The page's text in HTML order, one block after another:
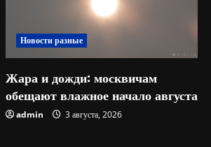
Новости разные
Жара и дожди: москвичам
обещают влажное начало августа
admin 3 августа, 2026